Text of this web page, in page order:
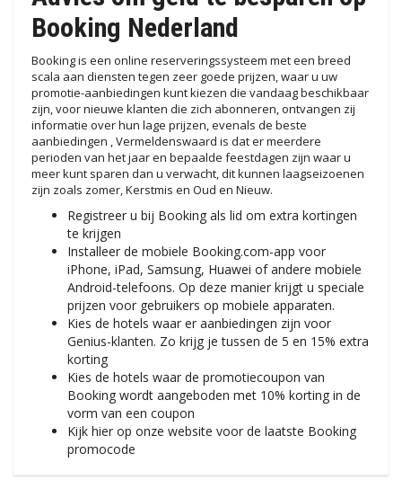
Booking Nederland
Booking is een online reserveringssysteem met een breed
scala aan diensten tegen zeer goede prijzen, waar u uw
promotie-aanbiedingen kunt kiezen die vandaag beschikbaar
zijn, voor nieuwe klanten die zich abonneren, ontvangen zij
informatie over hun lage prijzen, evenals de beste
aanbiedingen , Vermeldenswaard is dat er meerdere
perioden van het jaar en bepaalde feestdagen zijn waar u
meer kunt sparen dan u verwacht, dit kunnen laagseizoenen
zijn zoals zomer, Kerstmis en Oud en Nieuw.
Registreer u bij Booking als lid om extra kortingen
te krijgen
Installeer de mobiele Booking.com-app voor
iPhone, iPad, Samsung, Huawei of andere mobiele
Android-telefoons. Op deze manier krijgt u speciale
prijzen voor gebruikers op mobiele apparaten.
Kies de hotels waar er aanbiedingen zijn voor
Genius-klanten. Zo krijg je tussen de 5 en 15% extra
korting
Kies de hotels waar de promotiecoupon van
Booking wordt aangeboden met 10% korting in de
vorm van een coupon
Kijk hier op onze website voor de laatste Booking
promocode